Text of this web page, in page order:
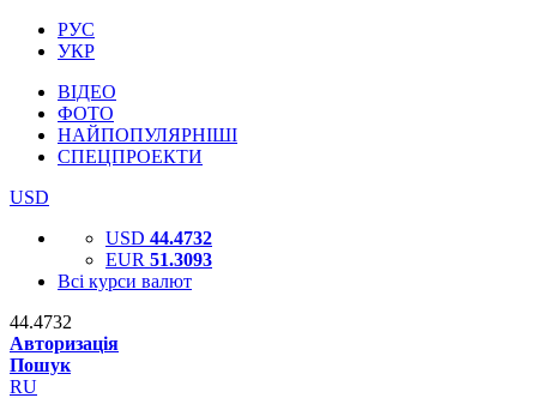
РУС
УКР
ВІДЕО
ФОТО
НАЙПОПУЛЯРНІШІ
СПЕЦПРОЕКТИ
USD
USD 44.4732
EUR 51.3093
Всі курси валют
44.4732
Авторизація
Пошук
RU